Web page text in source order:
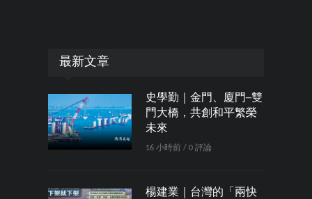
最新文章
史學勤｜金門、廈門─雙
門大橋，共創和平繁榮
未來
16 小時前 / 0 評論
楊建業｜台灣的「兩快